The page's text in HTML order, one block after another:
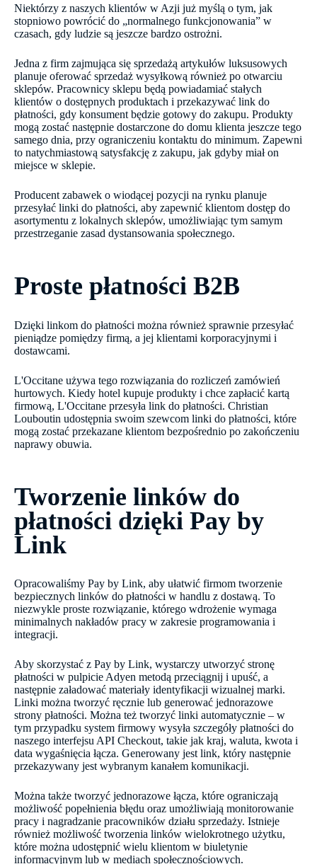
Niektórzy z naszych klientów w Azji już myślą o tym, jak
stopniowo powrócić do „normalnego funkcjonowania” w
czasach, gdy ludzie są jeszcze bardzo ostrożni.
Jedna z firm zajmująca się sprzedażą artykułów luksusowych
planuje oferować sprzedaż wysyłkową również po otwarciu
sklepów. Pracownicy sklepu będą powiadamiać stałych
klientów o dostępnych produktach i przekazywać link do
płatności, gdy konsument będzie gotowy do zakupu. Produkty
mogą zostać następnie dostarczone do domu klienta jeszcze tego
samego dnia, przy ograniczeniu kontaktu do minimum. Zapewni
to natychmiastową satysfakcję z zakupu, jak gdyby miał on
miejsce w sklepie.
Producent zabawek o wiodącej pozycji na rynku planuje
przesyłać linki do płatności, aby zapewnić klientom dostęp do
asortymentu z lokalnych sklepów, umożliwiając tym samym
przestrzeganie zasad dystansowania społecznego.
Proste płatności B2B
Dzięki linkom do płatności można również sprawnie przesyłać
pieniądze pomiędzy firmą, a jej klientami korporacyjnymi i
dostawcami.
L'Occitane używa tego rozwiązania do rozliczeń zamówień
hurtowych. Kiedy hotel kupuje produkty i chce zapłacić kartą
firmową, L'Occitane przesyła link do płatności. Christian
Louboutin udostępnia swoim szewcom linki do płatności, które
mogą zostać przekazane klientom bezpośrednio po zakończeniu
naprawy obuwia.
Tworzenie linków do
płatności dzięki Pay by
Link
Opracowaliśmy Pay by Link, aby ułatwić firmom tworzenie
bezpiecznych linków do płatności w handlu z dostawą. To
niezwykle proste rozwiązanie, którego wdrożenie wymaga
minimalnych nakładów pracy w zakresie programowania i
integracji.
Aby skorzystać z Pay by Link, wystarczy utworzyć stronę
płatności w pulpicie Adyen metodą przeciągnij i upuść, a
następnie załadować materiały identyfikacji wizualnej marki.
Linki można tworzyć ręcznie lub generować jednorazowe
strony płatności. Można też tworzyć linki automatycznie – w
tym przypadku system firmowy wysyła szczegóły płatności do
naszego interfejsu API Checkout, takie jak kraj, waluta, kwota i
data wygaśnięcia łącza. Generowany jest link, który następnie
przekazywany jest wybranym kanałem komunikacji.
Można także tworzyć jednorazowe łącza, które ograniczają
możliwość popełnienia błędu oraz umożliwiają monitorowanie
pracy i nagradzanie pracowników działu sprzedaży. Istnieje
również możliwość tworzenia linków wielokrotnego użytku,
które można udostępnić wielu klientom w biuletynie
informacyjnym lub w mediach społecznościowych.